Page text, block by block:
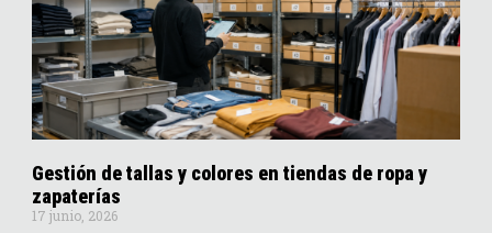
Gestión de tallas y colores en tiendas de ropa y
zapaterías
17 junio, 2026